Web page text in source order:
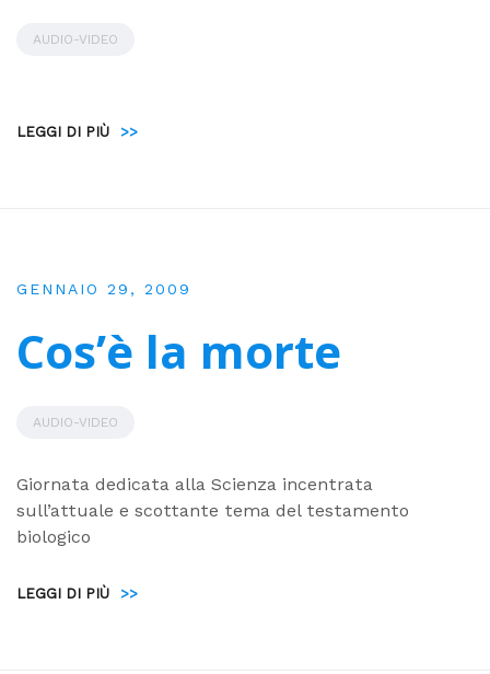
AUDIO-VIDEO
LEGGI DI PIÙ >>
GENNAIO 29, 2009
Cos’è la morte
AUDIO-VIDEO
Giornata dedicata alla Scienza incentrata
sull’attuale e scottante tema del testamento
biologico
LEGGI DI PIÙ >>